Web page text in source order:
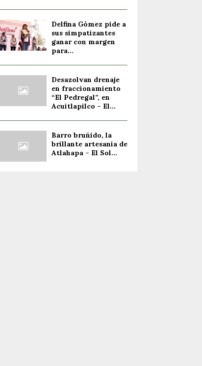
Delfina Gómez pide a
sus simpatizantes
ganar con margen
para...
Desazolvan drenaje
en fraccionamiento
“El Pedregal”, en
Acuitlapilco – El...
Barro bruñido, la
brillante artesanía de
Atlahapa – El Sol...